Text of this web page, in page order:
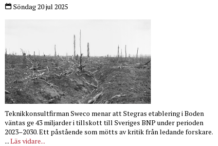
Söndag 20 jul 2025
Teknikkonsultfirman Sweco menar att Stegras etablering i Boden
väntas ge 43 miljarder i tillskott till Sveriges BNP under perioden
2023–2030. Ett påstående som mötts av kritik från ledande forskare.
...Läs vidare...